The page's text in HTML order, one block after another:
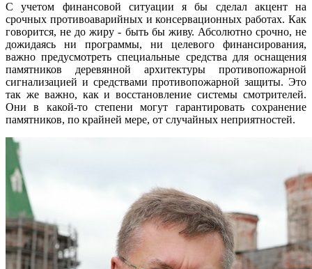
С учетом финансовой ситуации я бы сделал акцент на
срочных противоаварийных и консервационных работах. Как
говорится, не до жиру - быть бы живу. Абсолютно срочно, не
дожидаясь ни программы, ни целевого финансирования,
важно предусмотреть специальные средства для оснащения
памятников деревянной архитектуры противопожарной
сигнализацией и средствами противопожарной защиты. Это
так же важно, как и восстановление системы смотрителей.
Они в какой-то степени могут гарантировать сохранение
памятников, по крайней мере, от случайных неприятностей.